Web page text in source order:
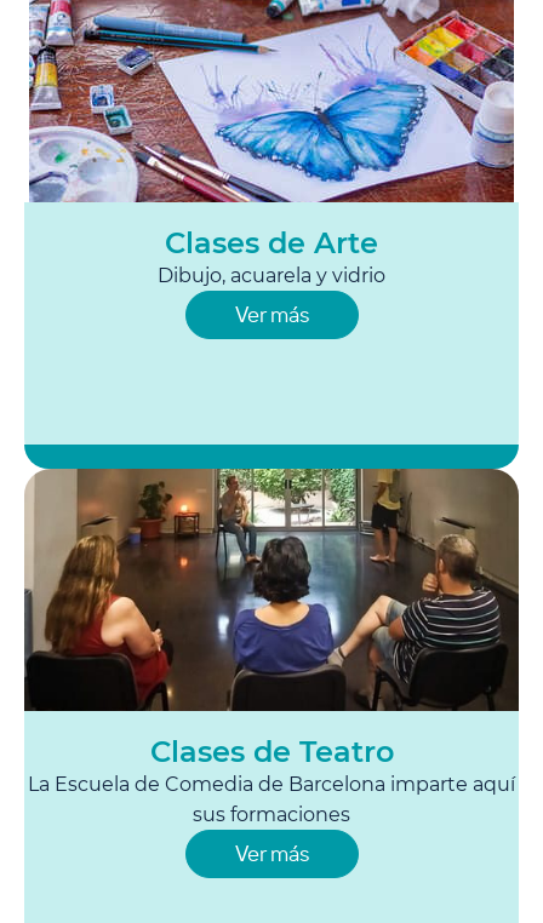
Clases de Arte
Dibujo, acuarela y vidrio
Ver más
Clases de Teatro
La Escuela de Comedia de Barcelona imparte aquí
sus formaciones
Ver más